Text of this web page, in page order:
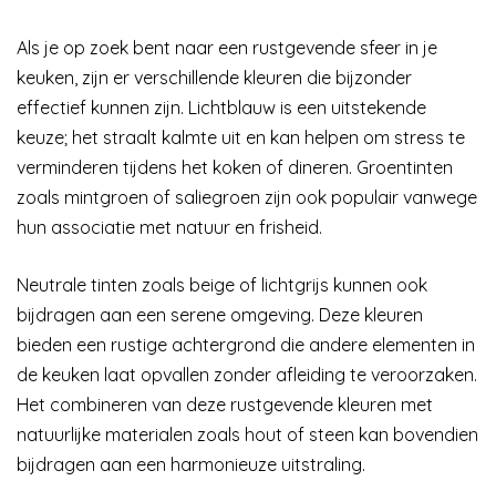
Als je op zoek bent naar een rustgevende sfeer in je
keuken, zijn er verschillende kleuren die bijzonder
effectief kunnen zijn. Lichtblauw is een uitstekende
keuze; het straalt kalmte uit en kan helpen om stress te
verminderen tijdens het koken of dineren. Groentinten
zoals mintgroen of saliegroen zijn ook populair vanwege
hun associatie met natuur en frisheid.
Neutrale tinten zoals beige of lichtgrijs kunnen ook
bijdragen aan een serene omgeving. Deze kleuren
bieden een rustige achtergrond die andere elementen in
de keuken laat opvallen zonder afleiding te veroorzaken.
Het combineren van deze rustgevende kleuren met
natuurlijke materialen zoals hout of steen kan bovendien
bijdragen aan een harmonieuze uitstraling.